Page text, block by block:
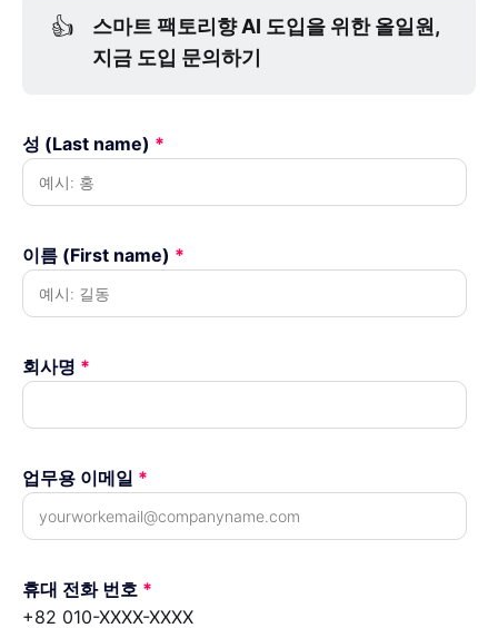
👍
스마트 팩토리향 AI 도입을 위한 올일원,
지금 도입 문의하기
성 (Last name) *
이름 (First name) *
회사명 *
업무용 이메일 *
휴대 전화 번호 *
+82 010-XXXX-XXXX